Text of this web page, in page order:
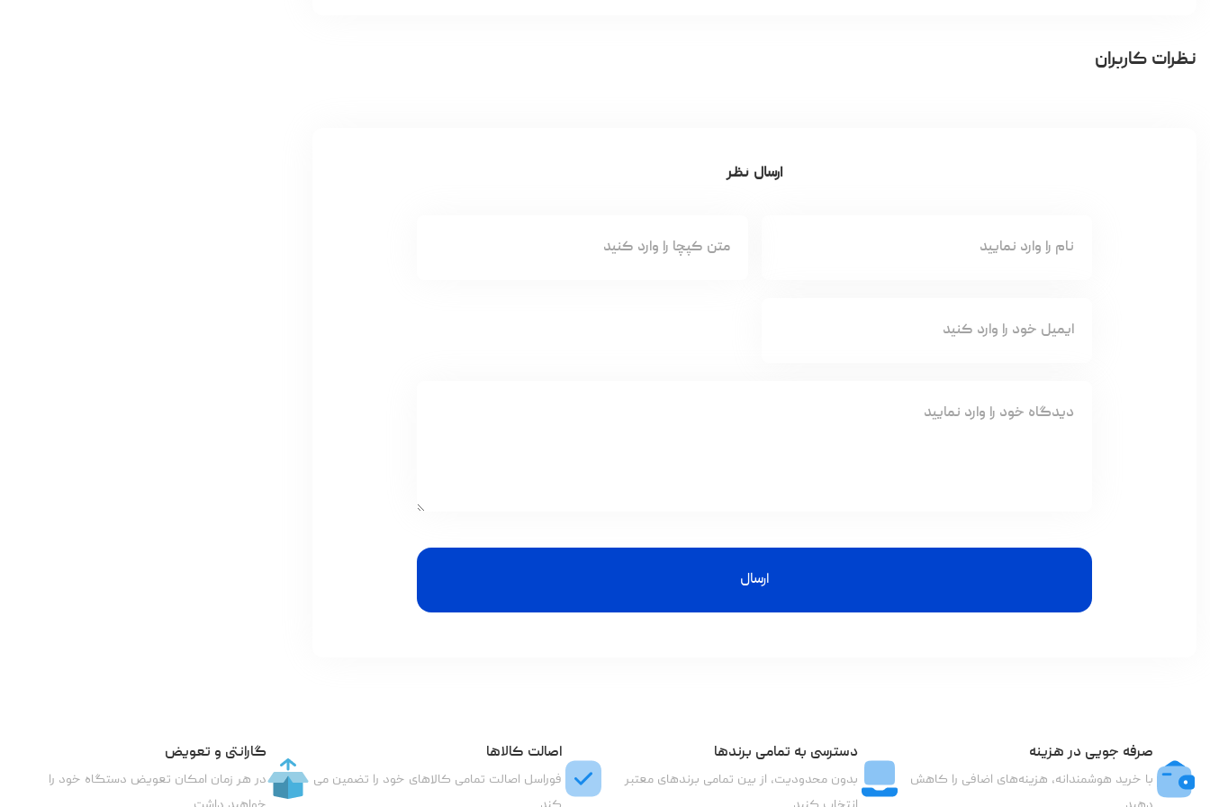
نظرات کاربران
ارسال نظر
ارسال
صرفه جویی در هزینه
با خرید هوشمندانه، هزینه‌های اضافی را کاهش
دسترسی به تمامی برندها
بدون محدودیت، از بین تمامی برندهای معتبر
اصالت کالاها
فوراسل اصالت تمامی کالاهای خود را تضمین می
گارانتی و تعویض
در هر زمان امکان تعویض دستگاه خود را